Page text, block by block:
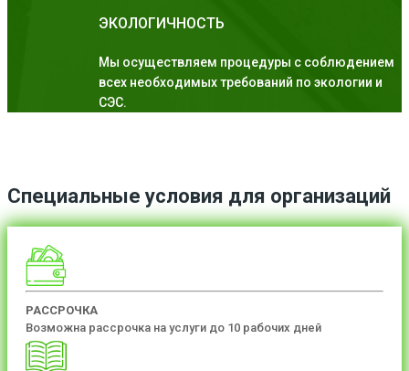
ЭКОЛОГИЧНОСТЬ
Мы осуществляем процедуры с соблюдением
всех необходимых требований по экологии и
СЭС.
Специальные условия для организаций
РАССРОЧКА
Возможна рассрочка на услуги до 10 рабочих дней